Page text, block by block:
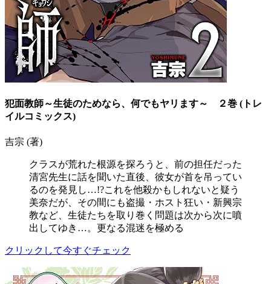
犯面教師～生徒のためなら、何でもヤリます～ ２巻 (トレ
イルコミックス)
吉宗 (著)
クラスが荒れた根源を探ろうと、前の担任だった
清宮先生に話を聞いた直後、彼女が首を吊ってい
るのを発見し…!?これを他殺かもしれないと疑う
美奈だが、その間にも盗撮・ホスト狂い・新興宗
教など、生徒たちを取り巻く問題は次から次に噴
出してゆき…。更なる混迷を極める
クリックして今すぐチェック